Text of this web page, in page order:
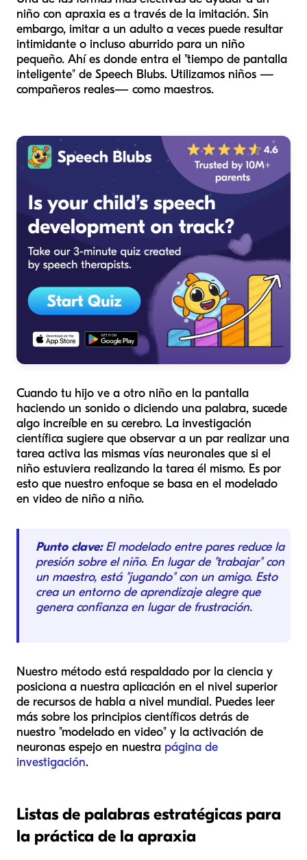
niño con apraxia es a través de la imitación. Sin
embargo, imitar a un adulto a veces puede resultar
intimidante o incluso aburrido para un niño
pequeño. Ahí es donde entra el "tiempo de pantalla
inteligente" de Speech Blubs. Utilizamos niños —
compañeros reales— como maestros.
Cuando tu hijo ve a otro niño en la pantalla
haciendo un sonido o diciendo una palabra, sucede
algo increíble en su cerebro. La investigación
científica sugiere que observar a un par realizar una
tarea activa las mismas vías neuronales que si el
niño estuviera realizando la tarea él mismo. Es por
esto que nuestro enfoque se basa en el modelado
en video de niño a niño.
Punto clave:El modelado entre pares reduce la
presión sobre el niño. En lugar de "trabajar" con
un maestro, está "jugando" con un amigo. Esto
crea un entorno de aprendizaje alegre que
genera confianza en lugar de frustración.
Nuestro método está respaldado por la ciencia y
posiciona a nuestra aplicación en el nivel superior
de recursos de habla a nivel mundial. Puedes leer
más sobre los principios científicos detrás de
nuestro "modelado en video" y la activación de
neuronas espejo en nuestra página de
investigación.
Listas de palabras estratégicas para
la práctica de la apraxia